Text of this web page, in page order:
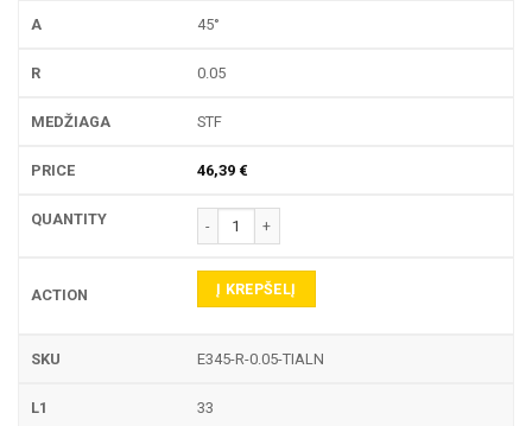
45°
0.05
STF
46,39 €
produkto kiekis: E345-R GRAVIRAVIMO FREZA
Į KREPŠELĮ
E345-R-0.05-TIALN
33